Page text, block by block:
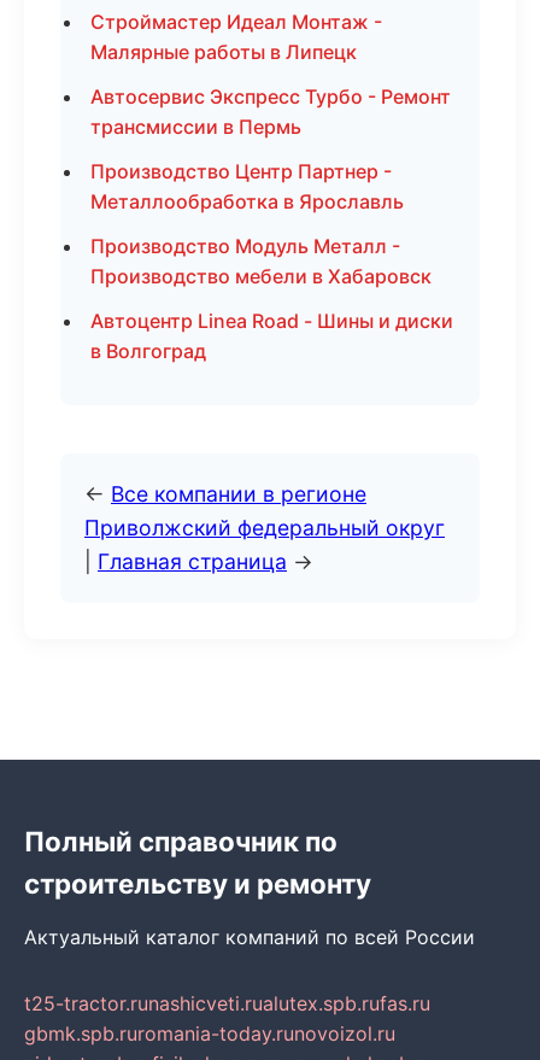
Строймастер Идеал Монтаж -
Малярные работы в Липецк
Автосервис Экспресс Турбо - Ремонт
трансмиссии в Пермь
Производство Центр Партнер -
Металлообработка в Ярославль
Производство Модуль Металл -
Производство мебели в Хабаровск
Автоцентр Linea Road - Шины и диски
в Волгоград
← Все компании в регионе
Приволжский федеральный округ
Главная страница →
Полный справочник по
строительству и ремонту
Актуальный каталог компаний по всей России
t25-tractor.runashicveti.rualutex.spb.rufas.ru
gbmk.spb.ruromania-today.runovoizol.ru